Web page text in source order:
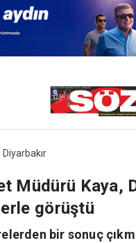
Diyarbakır
Müdürü Kaya,
görüştü
bir sonuç